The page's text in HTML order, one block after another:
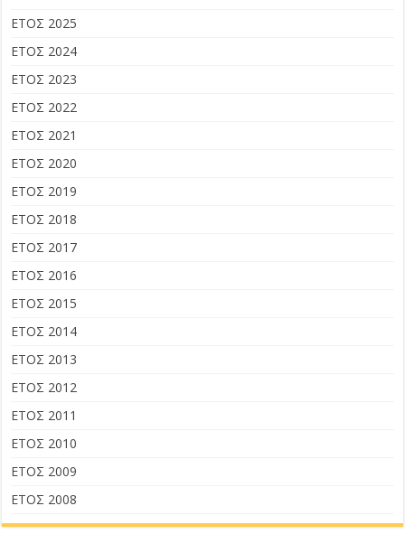
ΕΤΟΣ 2025
ΕΤΟΣ 2024
ΕΤΟΣ 2023
ΕΤΟΣ 2022
ΕΤΟΣ 2021
ΕΤΟΣ 2020
ΕΤΟΣ 2019
ΕΤΟΣ 2018
ΕΤΟΣ 2017
ΕΤΟΣ 2016
ΕΤΟΣ 2015
ΕΤΟΣ 2014
ΕΤΟΣ 2013
ΕΤΟΣ 2012
ΕΤΟΣ 2011
ΕΤΟΣ 2010
ΕΤΟΣ 2009
ΕΤΟΣ 2008